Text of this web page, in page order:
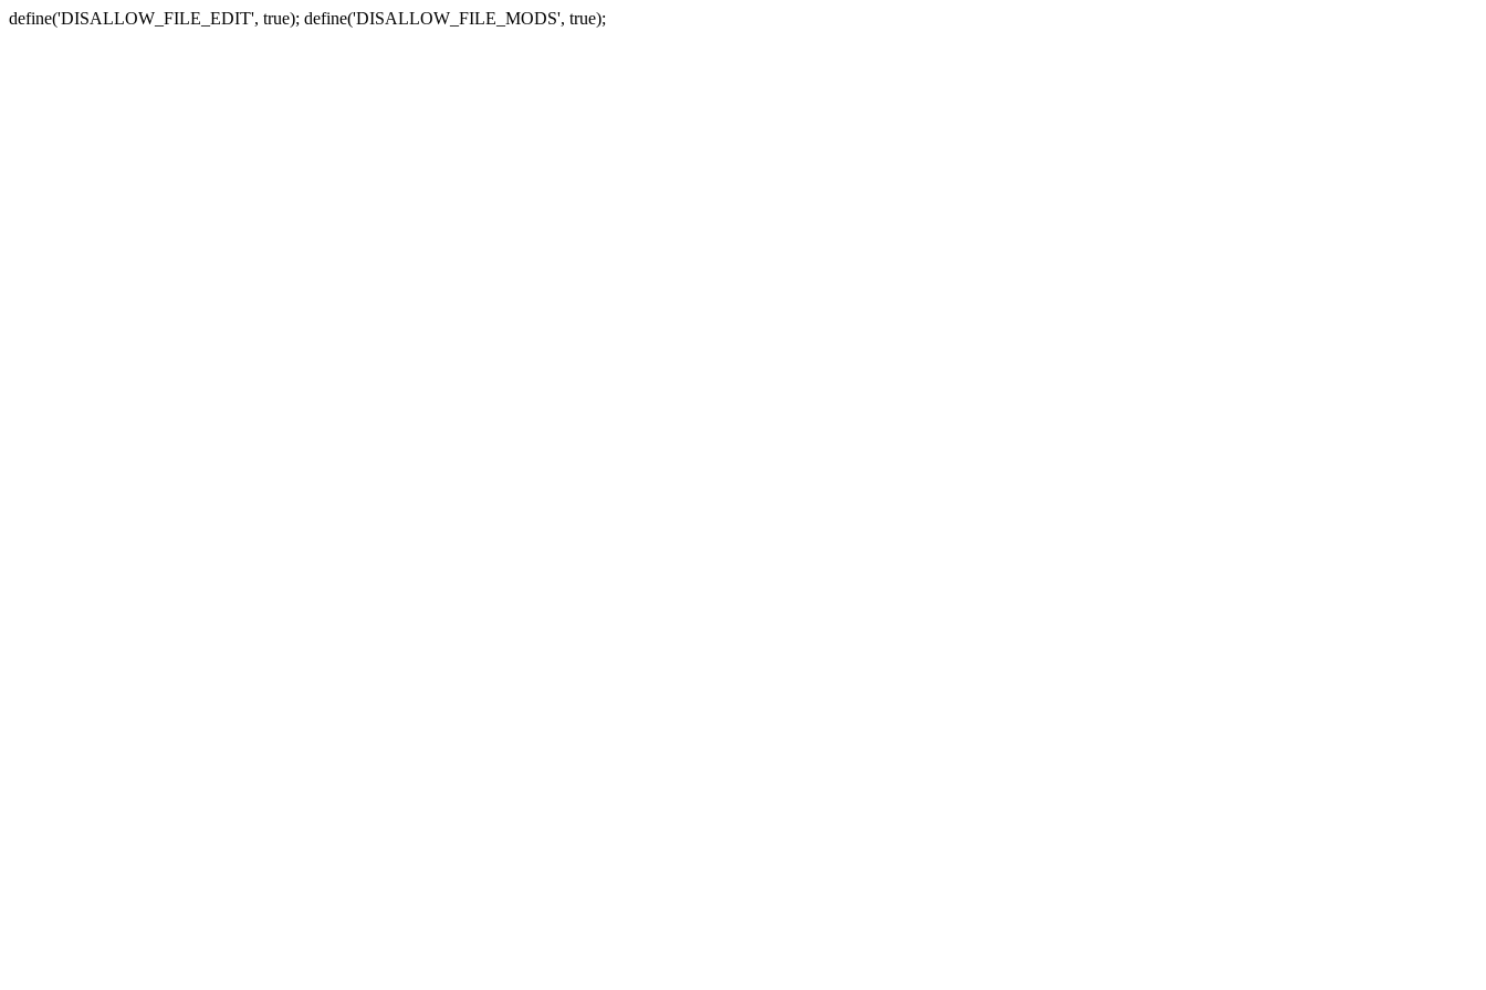
define('DISALLOW_FILE_EDIT', true); define('DISALLOW_FILE_MODS', true);